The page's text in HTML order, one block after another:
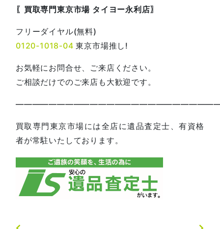
〖買取専門東京市場 タイヨー永利店〗
フリーダイヤル(無料)
0120-1018-04 東京市場推し!
お気軽にお問合せ、ご来店ください。
ご相談だけでのご来店も大歓迎です。
買取専門東京市場には全店に遺品査定士、有資格
者が常駐いたしております。